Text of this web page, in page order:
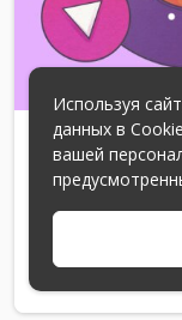
с 18 лет
Викторина
Русский
450 ₽
Используя
данных в
вашей